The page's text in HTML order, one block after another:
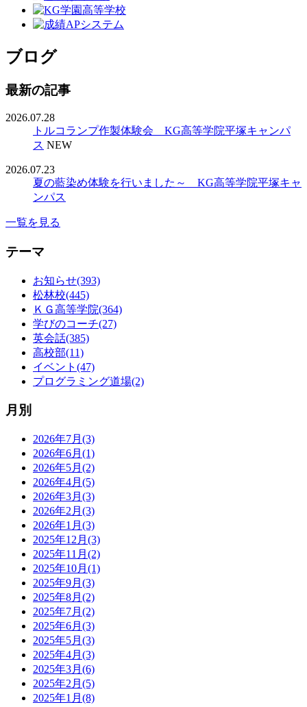
ブログ
最新の記事
2026.07.28
トルコランプ作製体験会 KG高等学院平塚キャンパ
ス NEW
2026.07.23
夏の藍染め体験を行いました～ KG高等学院平塚キャ
ンパス
一覧を見る
テーマ
お知らせ(393)
松林校(445)
ＫＧ高等学院(364)
学びのコーチ(27)
英会話(385)
高校部(11)
イベント(47)
プログラミング道場(2)
月別
2026年7月(3)
2026年6月(1)
2026年5月(2)
2026年4月(5)
2026年3月(3)
2026年2月(3)
2026年1月(3)
2025年12月(3)
2025年11月(2)
2025年10月(1)
2025年9月(3)
2025年8月(2)
2025年7月(2)
2025年6月(3)
2025年5月(3)
2025年4月(3)
2025年3月(6)
2025年2月(5)
2025年1月(8)